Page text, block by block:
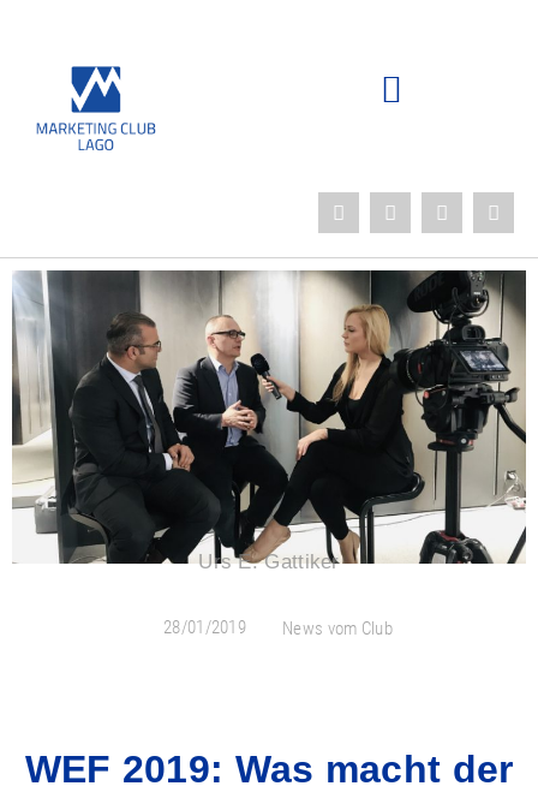
Urs E. Gattiker
28/01/2019 News vom Club
WEF 2019: Was macht der